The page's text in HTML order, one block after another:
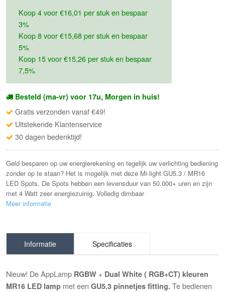
Koop 4 voor €16,01 per stuk en bespaar
3%
Koop 8 voor €15,68 per stuk en bespaar
5%
Koop 15 voor €15,26 per stuk en bespaar
7,5%
Besteld (ma-vr) voor 17u, Morgen in huis!
Gratis verzonden vanaf €49!
Uitstekende Klantenservice
30 dagen bedenktijd!
Geld besparen op uw energierekening en tegelijk uw verlichting bediening
zonder op te staan? Het is mogelijk met deze Mi-light GU5.3 / MR16
LED Spots. De Spots hebben een levensduur van 50.000+ uren en zijn
met 4 Watt zeer energiezuinig. Volledig dimbaar
Meer informatie
Informatie Specificaties
Nieuw! De AppLamp RGBW + Dual White ( RGB+CT) kleuren
MR16 LED lamp met eenGU5.3 pinnetjes fitting.Te bedienen